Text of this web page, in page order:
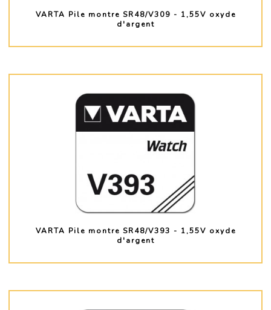
VARTA Pile montre SR48/V309 - 1,55V oxyde
d'argent
VARTA Pile montre SR48/V393 - 1,55V oxyde
d'argent